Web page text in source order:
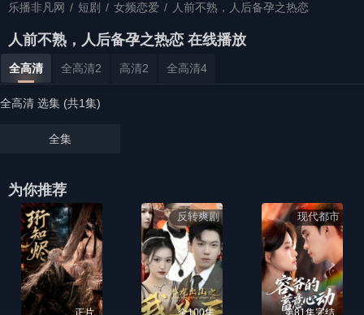
乐播非凡网 / 短剧 / 女频恋爱 / 人前不熟，人后备孕之热恋
人前不熟，人后备孕之热恋 在线播放
全高清 全高清2 高清2 全高清4
全高清 选集 (共1集)
全集
为你推荐
正片
反转爽剧
全100集
现代都市
第81集完结